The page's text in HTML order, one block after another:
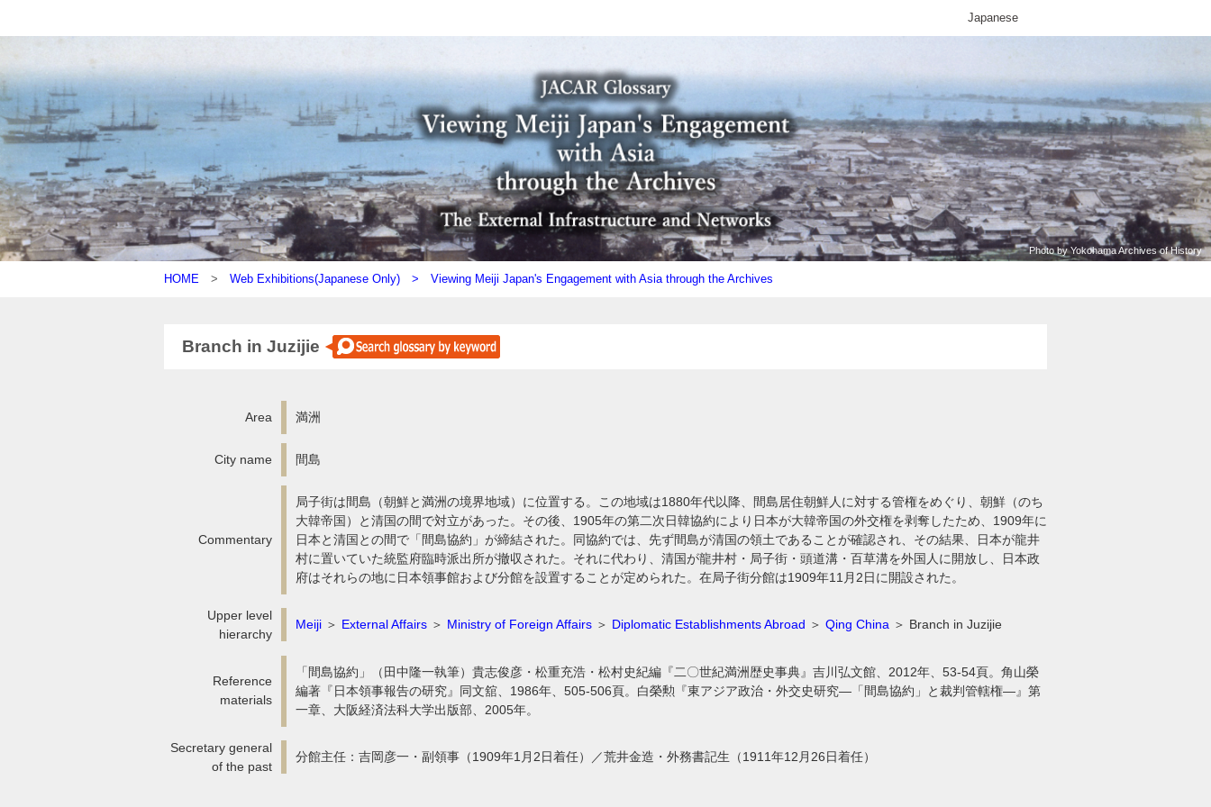
Japanese
Photo by Yokohama Archives of History
HOME > Web Exhibitions(Japanese Only) > Viewing Meiji Japan's Engagement with Asia through the Archives
Branch in Juzijie
Area 満洲
City name 間島
Commentary
局子街は間島（朝鮮と満洲の境界地域）に位置する。この地域は1880年代以降、間島居住朝鮮人に対する管権をめぐり、朝鮮（のち
大韓帝国）と清国の間で対立があった。その後、1905年の第二次日韓協約により日本が大韓帝国の外交権を剥奪したため、1909年に
日本と清国との間で「間島協約」が締結された。同協約では、先ず間島が清国の領土であることが確認され、その結果、日本が龍井
村に置いていた統監府臨時派出所が撤収された。それに代わり、清国が龍井村・局子街・頭道溝・百草溝を外国人に開放し、日本政
府はそれらの地に日本領事館および分館を設置することが定められた。在局子街分館は1909年11月2日に開設された。
Upper level
hierarchy
Meiji ＞ External Affairs ＞ Ministry of Foreign Affairs ＞ Diplomatic Establishments Abroad ＞ Qing China ＞ Branch in Juzijie
Reference
materials
「間島協約」（田中隆一執筆）貴志俊彦・松重充浩・松村史紀編『二〇世紀満洲歴史事典』吉川弘文館、2012年、53-54頁。角山榮
編著『日本領事報告の研究』同文舘、1986年、505-506頁。白榮勲『東アジア政治・外交史研究―「間島協約」と裁判管轄権―』第
一章、大阪経済法科大学出版部、2005年。
Secretary general
of the past
分館主任：吉岡彦一・副領事（1909年1月2日着任）／荒井金造・外務書記生（1911年12月26日着任）